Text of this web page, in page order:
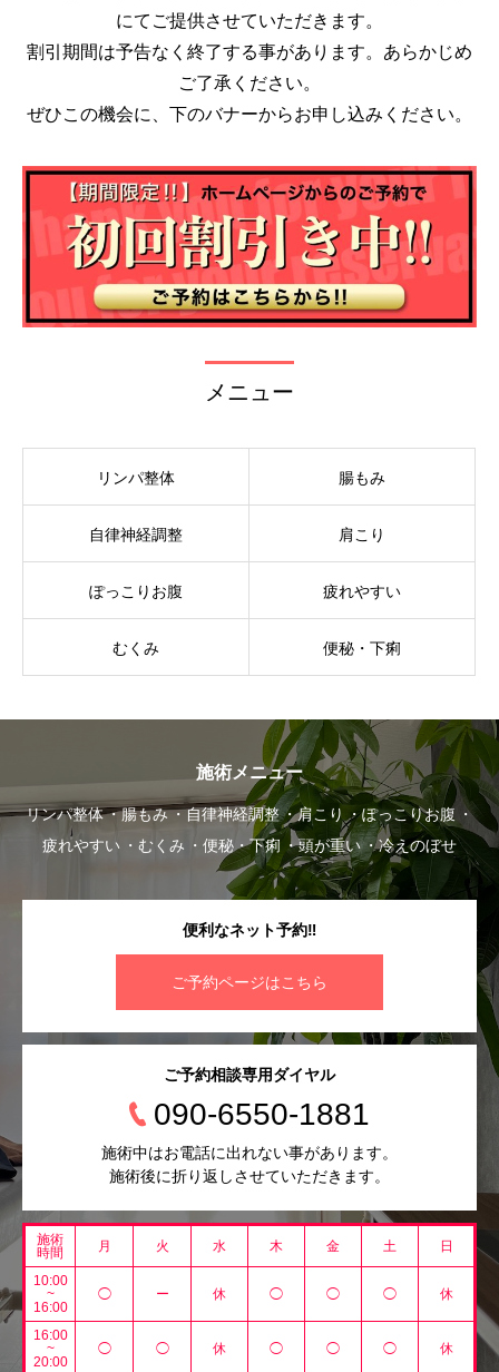
にてご提供させていただきます。
割引期間は予告なく終了する事があります。あらかじめ
ご了承ください。
ぜひこの機会に、下のバナーからお申し込みください。
メニュー
リンパ整体 腸もみ
自律神経調整 肩こり
ぽっこりお腹 疲れやすい
むくみ 便秘・下痢
施術メニュー
リンパ整体 腸もみ 自律神経調整 肩こり
ぽっこりお腹
疲れやすい
むくみ 便秘・下痢 頭が重い 冷えのぼせ
便利なネット予約‼︎
ご予約ページはこちら
ご予約相談専用ダイヤル
090-6550-1881
施術中はお電話に出れない事があります。
施術後に折り返しさせていただきます。
施術
時間
月 火 水 木 金 土 日
10:00
~
16:00
◯ ー 休 ◯ ◯ ◯ 休
16:00
~
20:00
◯ ◯ 休 ◯ ◯ ◯ 休